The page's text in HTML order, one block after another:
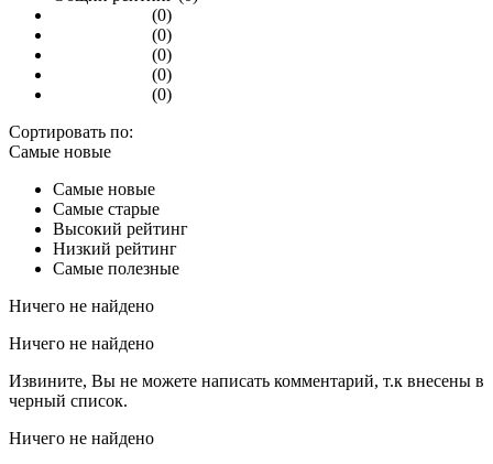
(0)
(0)
(0)
(0)
(0)
Сортировать по:
Самые новые
Самые новые
Самые старые
Высокий рейтинг
Низкий рейтинг
Самые полезные
Ничего не найдено
Ничего не найдено
Извините, Вы не можете написать комментарий, т.к внесены в
черный список.
Ничего не найдено